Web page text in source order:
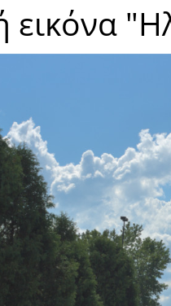
εικόνα